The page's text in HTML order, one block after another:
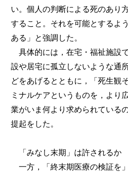
い。個人の判断による死のあり
すること。それを可能とするよ
ある」と強調した。
具体的には，在宅・福祉施設
設や居宅に孤立しないような通
どをあげるとともに，「死生観
ミナルケアというものを，より
業がいま何より求められている
提起をした。
「みなし末期」は許されるか
一方，「終末期医療の検証を